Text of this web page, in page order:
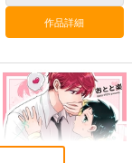
作品詳細